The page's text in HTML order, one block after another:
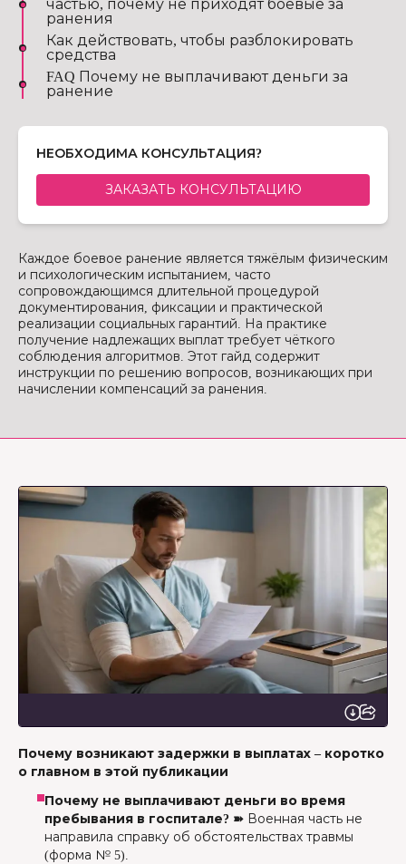
частью, почему не приходят боевые за
ранения
Как действовать, чтобы разблокировать
средства
FAQ Почему не выплачивают деньги за
ранение
НЕОБХОДИМА КОНСУЛЬТАЦИЯ?
ЗАКАЗАТЬ КОНСУЛЬТАЦИЮ
Каждое боевое ранение является тяжёлым физическим
и психологическим испытанием, часто
сопровождающимся длительной процедурой
документирования, фиксации и практической
реализации социальных гарантий. На практике
получение надлежащих выплат требует чёткого
соблюдения алгоритмов. Этот гайд содержит
инструкции по решению вопросов, возникающих при
начислении компенсаций за ранения.
Почему возникают задержки в выплатах – коротко
о главном в этой публикации
Почему не выплачивают деньги во время
пребывания в госпитале? ➽ Военная часть не
направила справку об обстоятельствах травмы
(форма № 5).